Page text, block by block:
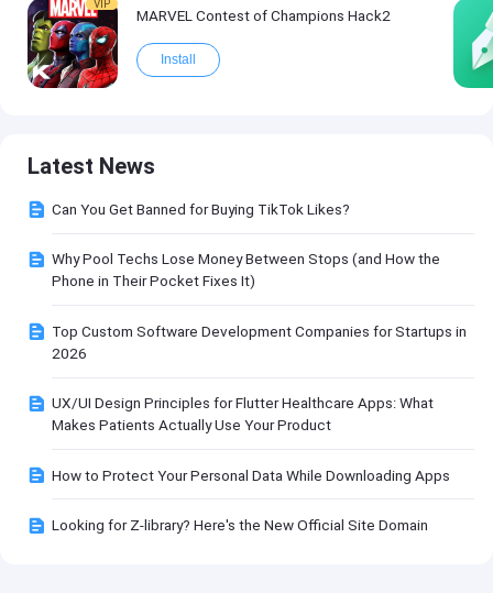
VIP
MARVEL Contest of Champions Hack2
Install
Latest News
Can You Get Banned for Buying TikTok Likes?
Why Pool Techs Lose Money Between Stops (and How the
Phone in Their Pocket Fixes It)
Top Custom Software Development Companies for Startups in
2026
UX/UI Design Principles for Flutter Healthcare Apps: What
Makes Patients Actually Use Your Product
How to Protect Your Personal Data While Downloading Apps
Looking for Z-library? Here's the New Official Site Domain